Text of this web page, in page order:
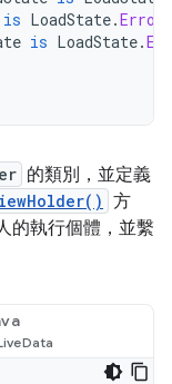
is LoadState.Error
is LoadState.
的類別，並定義
方
的執行個體，並繫